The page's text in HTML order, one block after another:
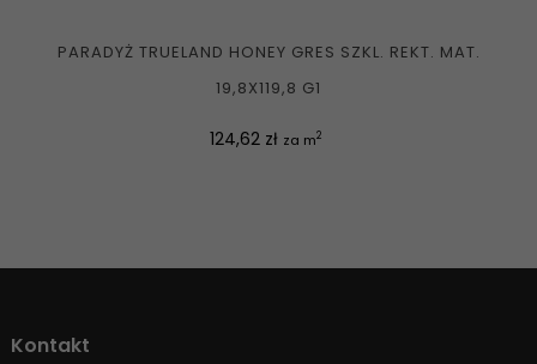
PARADYŻ TRUELAND HONEY GRES SZKL. REKT. MAT.
19,8X119,8 G1
Cena
124,62 zł za m2
Kontakt